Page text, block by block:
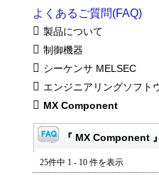
よくあるご質問(FAQ)
製品について
制御機器
シーケンサ MELSEC
エンジニアリングソフト
MX Component
『 MX Component
25件中 1 - 10 件を表示